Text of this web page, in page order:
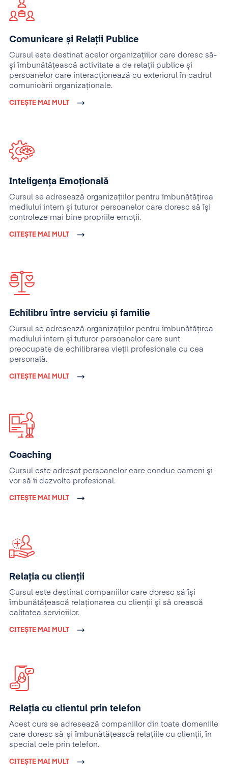
Comunicare și Relații Publice
Cursul este destinat acelor organizaţiilor care doresc să-
şi îmbunătăţească activitate a de relaţii publice şi
persoanelor care interacţionează cu exteriorul în cadrul
comunicării organizaţionale.
CITEȘTE MAI MULT
Inteligența Emoțională
Cursul se adresează organizaţiilor pentru îmbunătăţirea
mediului intern şi tuturor persoanelor care doresc să îşi
controleze mai bine propriile emoţii.
CITEȘTE MAI MULT
Echilibru între serviciu și familie
Cursul se adresează organizaţiilor pentru îmbunătăţirea
mediului intern şi tuturor persoanelor care sunt
preocupate de echilibrarea vieţii profesionale cu cea
personală.
CITEȘTE MAI MULT
Coaching
Cursul este adresat persoanelor care conduc oameni şi
vor să îi dezvolte profesional.
CITEȘTE MAI MULT
Relația cu clienții
Cursul este destinat companiilor care doresc să îşi
îmbunătăţească relaţionarea cu clienţii şi să crească
calitatea serviciilor.
CITEȘTE MAI MULT
Relația cu clientul prin telefon
Acest curs se adresează companiilor din toate domeniile
care doresc să-și îmbunătățească relațiile cu clienții, în
special cele prin telefon.
CITEȘTE MAI MULT